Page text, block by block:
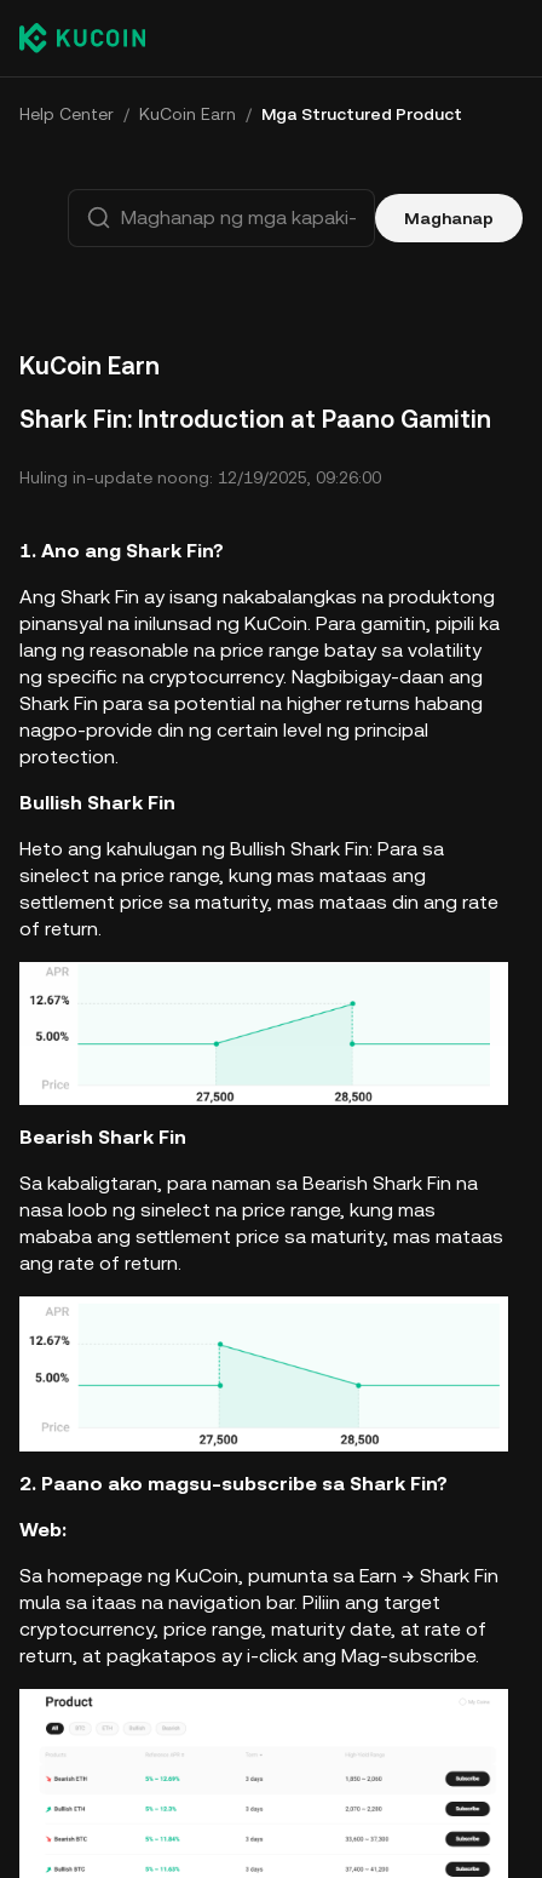
Help Center / KuCoin Earn / Mga Structured Product
Maghanap
KuCoin Earn
Shark Fin: Introduction at Paano Gamitin
Huling in-update noong: 12/19/2025, 09:26:00
1. Ano ang Shark Fin?
Ang Shark Fin ay isang nakabalangkas na produktong
pinansyal na inilunsad ng KuCoin. Para gamitin, pipili ka
lang ng reasonable na price range batay sa volatility
ng specific na cryptocurrency. Nagbibigay-daan ang
Shark Fin para sa potential na higher returns habang
nagpo-provide din ng certain level ng principal
protection.
Bullish Shark Fin
Heto ang kahulugan ng Bullish Shark Fin: Para sa
sinelect na price range, kung mas mataas ang
settlement price sa maturity, mas mataas din ang rate
of return.
Bearish Shark Fin
Sa kabaligtaran, para naman sa Bearish Shark Fin na
nasa loob ng sinelect na price range, kung mas
mababa ang settlement price sa maturity, mas mataas
ang rate of return.
2. Paano ako magsu-subscribe sa Shark Fin?
Web:
Sa homepage ng KuCoin, pumunta sa Earn → Shark Fin
mula sa itaas na navigation bar. Piliin ang target
cryptocurrency, price range, maturity date, at rate of
return, at pagkatapos ay i-click ang Mag-subscribe.